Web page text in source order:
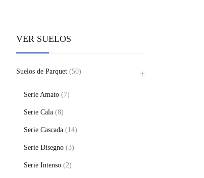
VER SUELOS
Suelos de Parquet (50)
Serie Amato (7)
Serie Cala (8)
Serie Cascada (14)
Serie Disegno (3)
Serie Intenso (2)